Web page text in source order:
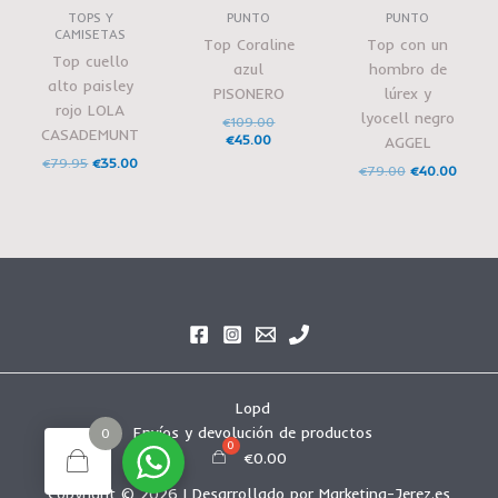
TOPS Y
CAMISETAS
Top cuello
alto paisley
rojo LOLA
CASADEMUNT
€79.95 €35.00
PUNTO
Top Coraline
azul
PISONERO
€109.00
€45.00
PUNTO
Top con un
hombro de
lúrex y
lyocell negro
AGGEL
€79.00 €40.00
Lopd
Envíos y devolución de productos
€0.00
Copyright © 2026 | Desarrollado por Marketing-Jerez.es
0